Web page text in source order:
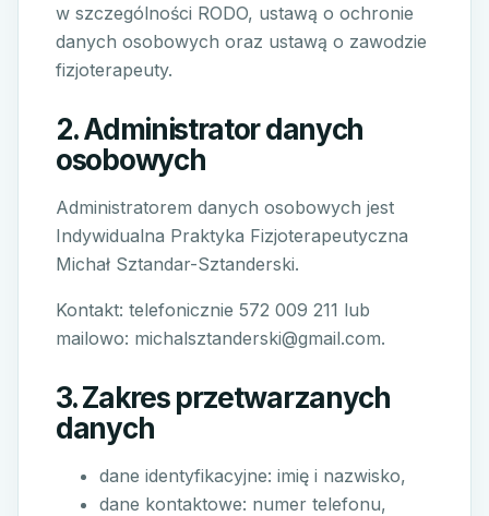
w szczególności RODO, ustawą o ochronie
danych osobowych oraz ustawą o zawodzie
fizjoterapeuty.
2. Administrator danych
osobowych
Administratorem danych osobowych jest
Indywidualna Praktyka Fizjoterapeutyczna
Michał Sztandar-Sztanderski.
Kontakt: telefonicznie 572 009 211 lub
mailowo: michalsztanderski@gmail.com.
3. Zakres przetwarzanych
danych
dane identyfikacyjne: imię i nazwisko,
dane kontaktowe: numer telefonu,